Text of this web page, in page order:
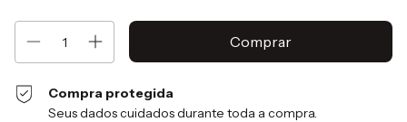
Compra protegida
Seus dados cuidados durante toda a compra.